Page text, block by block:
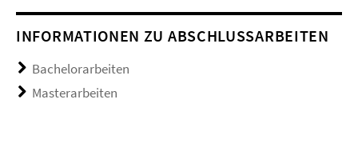
INFORMATIONEN ZU ABSCHLUSSARBEITEN
Bachelorarbeiten
Masterarbeiten